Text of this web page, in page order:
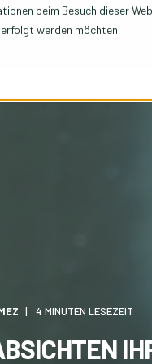
beim Besuch dieser
werden möchten.
PRODUKT
4 MINUTEN LESEZEIT